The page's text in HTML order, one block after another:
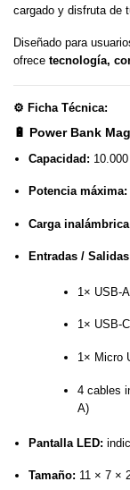
cargado y disfruta de
Diseñado para
ofrece tecnología,
⚙️ Ficha Técnica:
🔋 Power Bank
Capacidad:
Potencia máxima:
Carga
Entradas /
1× USB-A
1× USB-C
1× Micro
4 cables
A)
Pantalla LED:
Tamaño: 11 × 7 ×